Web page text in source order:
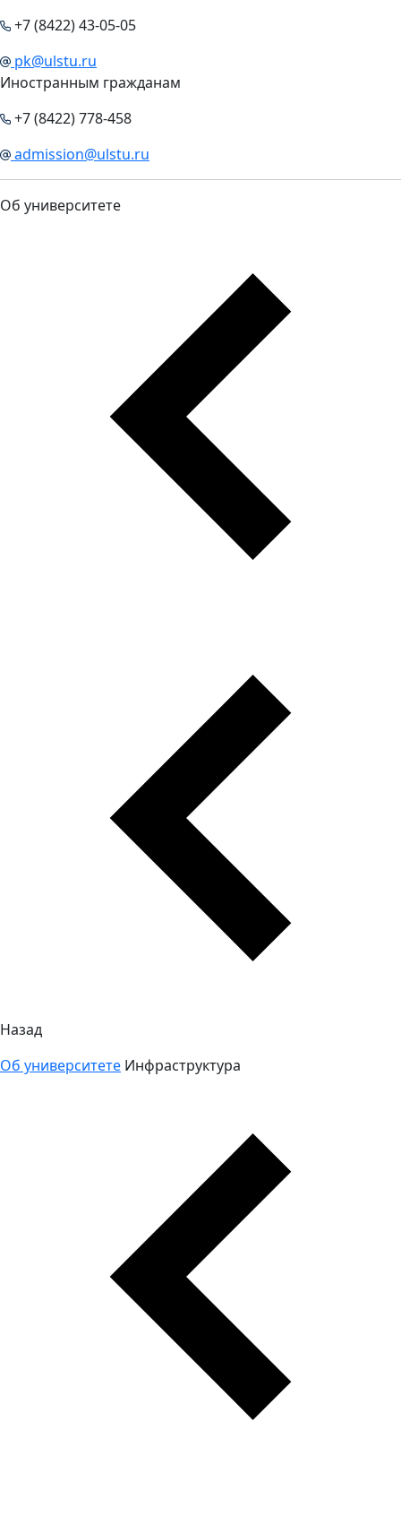
+7 (8422) 43-05-05
pk@ulstu.ru
Иностранным гражданам
+7 (8422) 778-458
admission@ulstu.ru
Об университете
Назад
Об университете Инфраструктура